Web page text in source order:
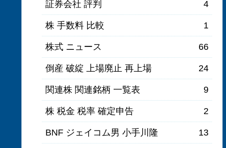
証券会社 評判 4
株 手数料 比較 1
株式 ニュース 66
倒産 破綻 上場廃止 再上場 24
関連株 関連銘柄 一覧表 9
株 税金 税率 確定申告 2
BNF ジェイコム男 小手川隆 13